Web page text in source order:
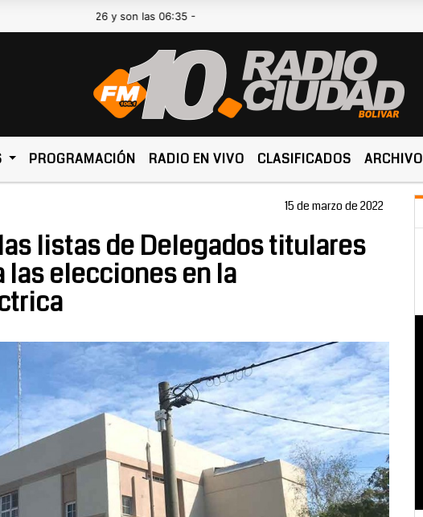
de 2026 y son las 06:35 -
PROGRAMACIÓN RADIO EN VIVO CLASIFICADOS ARCHIVO
15 de marzo de 2022
listas de Delegados titulares
las elecciones en la